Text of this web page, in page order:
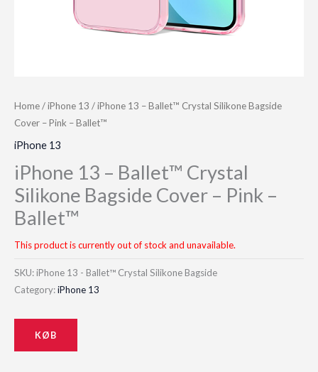
Home/iPhone 13 / iPhone 13 – Ballet™ Crystal Silikone Bagside
Cover – Pink – Ballet™
iPhone 13
iPhone 13 – Ballet™ Crystal
Silikone Bagside Cover – Pink –
Ballet™
This product is currently out of stock and unavailable.
SKU: iPhone 13 - Ballet™ Crystal Silikone Bagside
Category:iPhone 13
KØB